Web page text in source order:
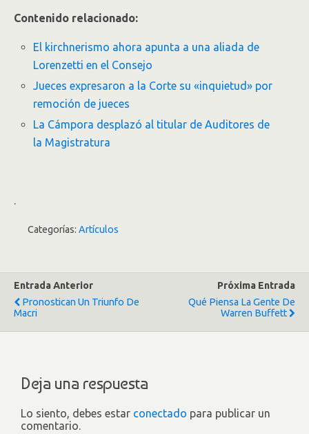
Contenido relacionado:
El kirchnerismo ahora apunta a una aliada de
Lorenzetti en el Consejo
Jueces expresaron a la Corte su «inquietud» por
remoción de jueces
La Cámpora desplazó al titular de Auditores de
la Magistratura
.
Categorías: Artículos
Entrada Anterior
Pronostican Un Triunfo De
Macri
Próxima Entrada
Qué Piensa La Gente De
Warren Buffett
Deja una respuesta
Lo siento, debes estar conectado para publicar un
comentario.